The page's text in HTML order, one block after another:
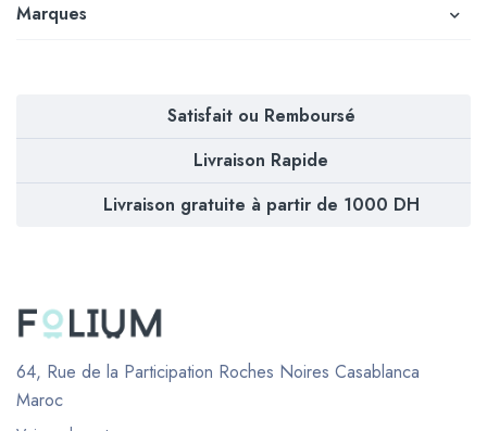
Marques
Satisfait ou Remboursé
Livraison Rapide
Livraison gratuite à partir de 1000 DH
64, Rue de la Participation Roches Noires Casablanca
Maroc